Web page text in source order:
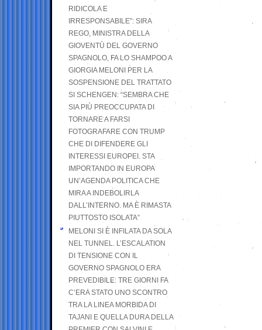
RIDICOLA E
IRRESPONSABILE”: SIRA
REGO, MINISTRA DELLA
GIOVENTÙ DEL GOVERNO
SPAGNOLO, FA LO SHAMPOO A
GIORGIA MELONI PER LA
SOSPENSIONE DEL TRATTATO
SI SCHENGEN: “SEMBRA CHE
SIA PIÙ PREOCCUPATA DI
TORNARE A FARSI
FOTOGRAFARE CON TRUMP
CHE DI DIFENDERE GLI
INTERESSI EUROPEI. STA
IMPORTANDO IN EUROPA
UN’AGENDA POLITICA CHE
MIRA A INDEBOLIRLA
DALL’INTERNO. MA È RIMASTA
PIUTTOSTO ISOLATA”
MELONI SI È INFILATA DA SOLA
NEL TUNNEL. L’ESCALATION
DI TENSIONE CON IL
GOVERNO SPAGNOLO ERA
PREVEDIBILE: TRE GIORNI FA
C’ERA STATO UNO SCONTRO
TRA LA LINEA MORBIDA DI
TAJANI E QUELLA DURA DELLA